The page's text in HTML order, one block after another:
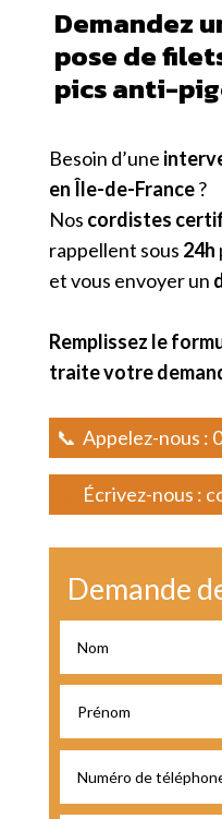
Demandez
pose de
pics anti-
Besoin d’une
en Île-de-France?
Nos cordistes
rappellent sous 24h
et vous envoyer un
Remplissez le
traite votre
📞 Appelez-nous :
Écrivez-nous :
Demande